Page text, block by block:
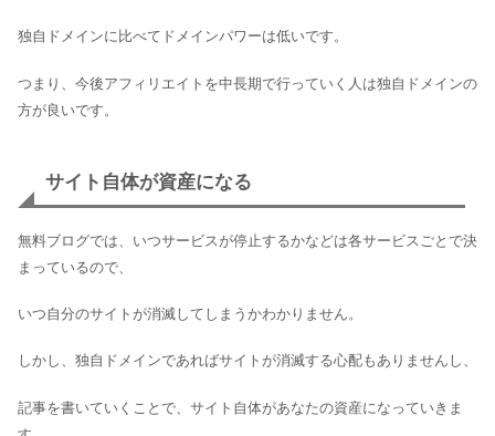
独自ドメインに比べてドメインパワーは低いです。
つまり、今後アフィリエイトを中長期で行っていく人は独自ドメインの
方が良いです。
サイト自体が資産になる
無料ブログでは、いつサービスが停止するかなどは各サービスごとで決
まっているので、
いつ自分のサイトが消滅してしまうかわかりません。
しかし、独自ドメインであればサイトが消滅する心配もありませんし、
記事を書いていくことで、サイト自体があなたの資産になっていきま